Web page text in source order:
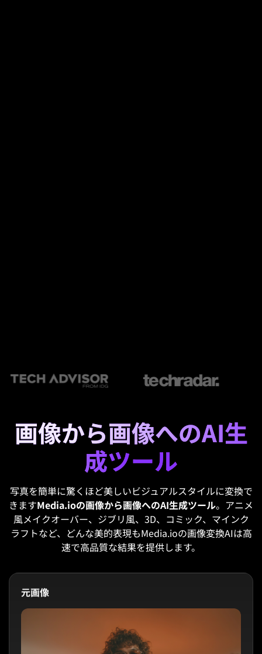
画像から画像へのAI生
成ツール
写真を簡単に驚くほど美しいビジュアルスタイルに変換で
きますMedia.ioの画像から画像へのAI生成ツール。アニメ
風メイクオーバー、ジブリ風、3D、コミック、マインク
ラフトなど、どんな美的表現もMedia.ioの画像変換AIは高
速で高品質な結果を提供します。
元画像